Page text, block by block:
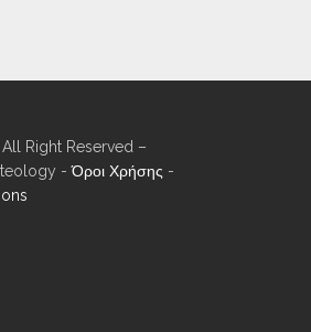
Right Reserved –
-Όροι Χρήσης -